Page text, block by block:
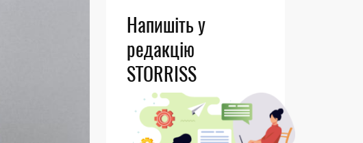
Напишіть у
редакцію
STORRISS